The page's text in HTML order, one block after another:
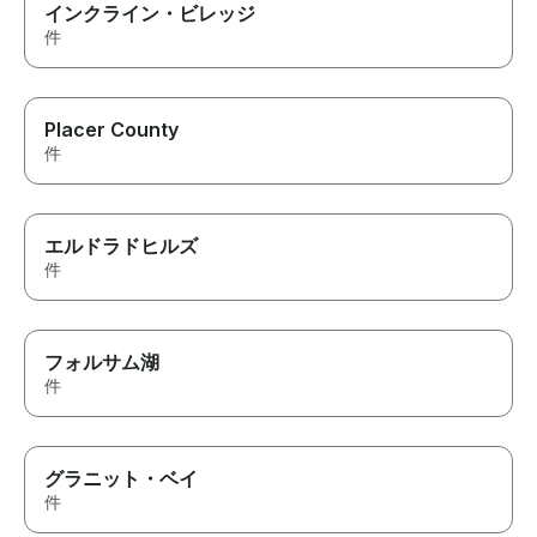
インクライン・ビレッジ
件
Placer County
件
エルドラドヒルズ
件
フォルサム湖
件
グラニット・ベイ
件